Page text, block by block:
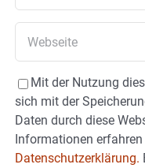
Mit der Nutzung
sich mit der
Daten durch diese
Informationen
Datenschutzerklärung.